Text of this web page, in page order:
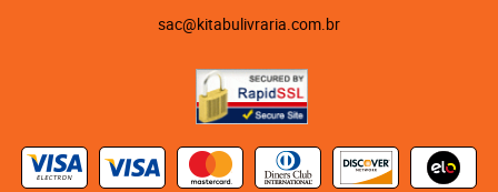
sac@kitabulivraria.com.br